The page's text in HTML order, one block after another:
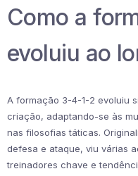
Como a
evoluiu ao
A formação 3-4-1-2 evoluiu
criação, adaptando-se às
nas filosofias táticas.
defesa e ataque, viu várias
treinadores chave e